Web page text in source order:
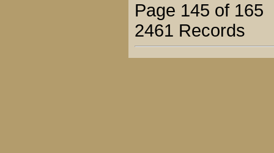
Page 145 of 165
2461 Records